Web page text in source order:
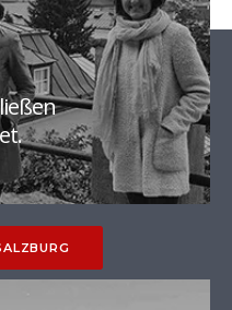
fixen Terminen.
vorab.